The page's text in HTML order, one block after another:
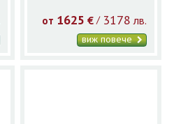
от 1625 € / 3178 лв.
виж повече